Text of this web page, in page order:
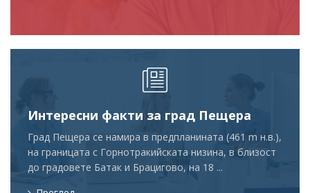
Интересни факти за град Пещера
Град Пещера се намира в предпланината (461 m н.в.),
на границата с Горнотракийската низина, в близост
до градовете Батак и Брацигово, на 18 ...